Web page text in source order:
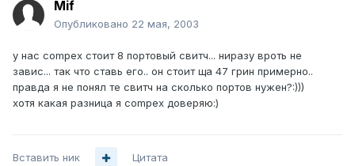
Mif
Опубликовано 22 мая, 2003
у нас compex стоит 8 портовый свитч... ниразу вроть не
завис... так что ставь его.. он стоит ща 47 грин примерно..
правда я не понял те свитч на сколько портов нужен?:)))
хотя какая разница я compex доверяю:)
Вставить ник Цитата